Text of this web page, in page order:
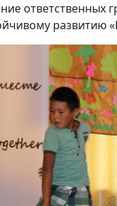
ответственных
развитию